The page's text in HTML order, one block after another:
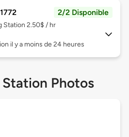
2/2 Disponible
Station 2.50$ / hr
il y a moins de 24 heures
Photos